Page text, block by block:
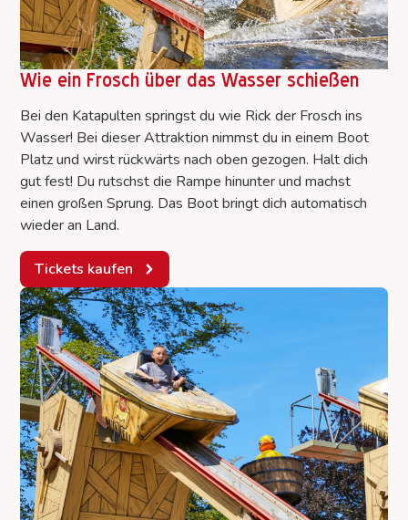
Wie ein Frosch über das Wasser schießen
Bei den Katapulten springst du wie Rick der Frosch ins
Wasser! Bei dieser Attraktion nimmst du in einem Boot
Platz und wirst rückwärts nach oben gezogen. Halt dich
gut fest! Du rutschst die Rampe hinunter und machst
einen großen Sprung. Das Boot bringt dich automatisch
wieder an Land.
Tickets kaufen